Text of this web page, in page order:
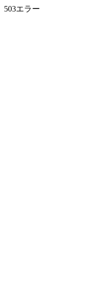
503エラー